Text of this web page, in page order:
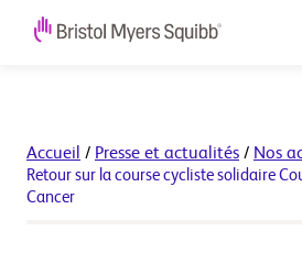
Accueil / Presse et actualités / Nos
Retour sur la course cycliste solidaire
Cancer